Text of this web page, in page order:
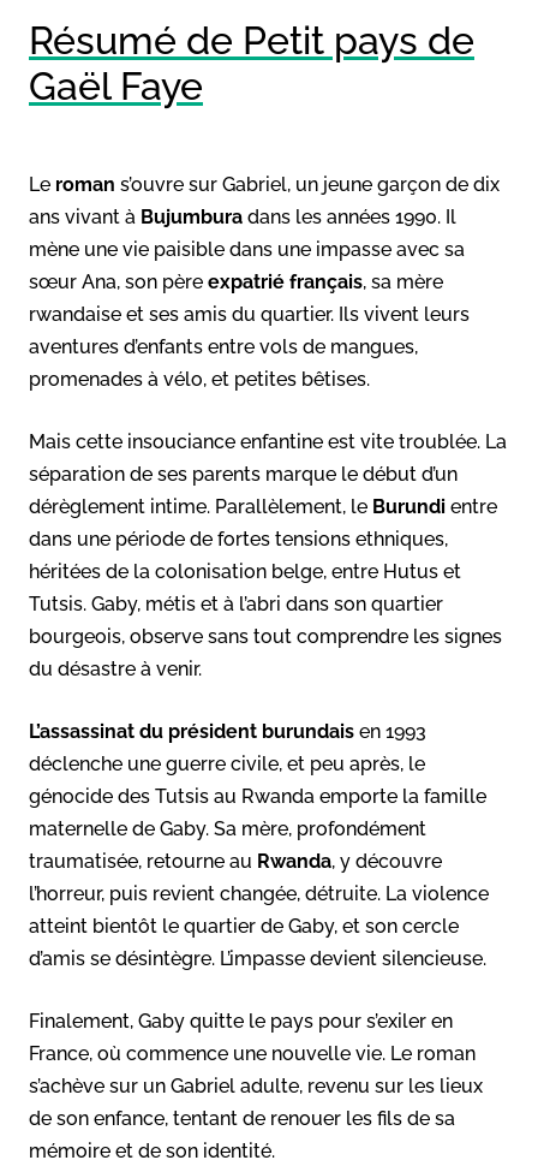
Résumé de Petit pays de
Gaël Faye
Le roman s’ouvre sur Gabriel, un jeune garçon de dix
ans vivant à Bujumbura dans les années 1990. Il
mène une vie paisible dans une impasse avec sa
sœur Ana, son père expatrié français, sa mère
rwandaise et ses amis du quartier. Ils vivent leurs
aventures d’enfants entre vols de mangues,
promenades à vélo, et petites bêtises.
Mais cette insouciance enfantine est vite troublée. La
séparation de ses parents marque le début d’un
dérèglement intime. Parallèlement, le Burundi entre
dans une période de fortes tensions ethniques,
héritées de la colonisation belge, entre Hutus et
Tutsis. Gaby, métis et à l’abri dans son quartier
bourgeois, observe sans tout comprendre les signes
du désastre à venir.
L’assassinat du président burundais en 1993
déclenche une guerre civile, et peu après, le
génocide des Tutsis au Rwanda emporte la famille
maternelle de Gaby. Sa mère, profondément
traumatisée, retourne au Rwanda, y découvre
l’horreur, puis revient changée, détruite. La violence
atteint bientôt le quartier de Gaby, et son cercle
d’amis se désintègre. L’impasse devient silencieuse.
Finalement, Gaby quitte le pays pour s’exiler en
France, où commence une nouvelle vie. Le roman
s’achève sur un Gabriel adulte, revenu sur les lieux
de son enfance, tentant de renouer les fils de sa
mémoire et de son identité.